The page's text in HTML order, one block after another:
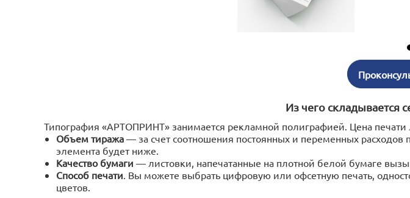
Из чего складывается
Типография «АРТОПРИНТ» занимается рекламной полиграфией. Цена печати
Объем тиража — за счет соотношения постоянных и переменных
элемента будет ниже.
Качество бумаги — листовки, напечатанные на плотной белой бумаге
Способ печати. Вы можете выбрать цифровую или офсетную печать,
цветов.